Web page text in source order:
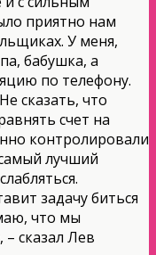
приятно нам
У меня,
бабушка, а
по телефону.
сказать, что
счет на
контролировали
лучший
задачу биться
что мы
сказал Лев